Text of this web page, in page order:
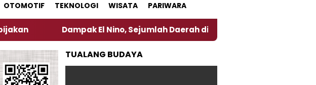
OTOMOTIF TEKNOLOGI WISATA PARIWARA
Dampak El Nino, Sejumlah Daerah di Jember Alami Krisi Air
TUALANG BUDAYA